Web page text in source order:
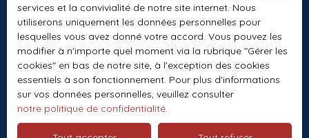
+33 1 60 01 70 64
1 CHEMIN DE LA BUTTE AUX BERGERS
services et la convivialité de notre site internet. Nous
utiliserons uniquement les données personnelles pour
lesquelles vous avez donné votre accord. Vous pouvez les
modifier à n'importe quel moment via la rubrique ″Gérer les
cookies″ en bas de notre site, à l'exception des cookies
essentiels à son fonctionnement. Pour plus d'informations
sur vos données personnelles, veuillez consulter
notre politique de confidentialité.